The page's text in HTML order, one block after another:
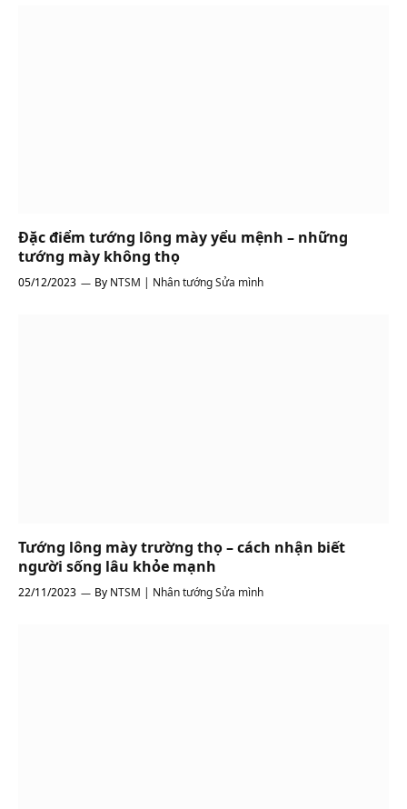
Đặc điểm tướng lông mày yểu mệnh – những
tướng mày không thọ
05/12/2023 By NTSM | Nhân tướng Sửa mình
Tướng lông mày trường thọ – cách nhận biết
người sống lâu khỏe mạnh
22/11/2023 By NTSM | Nhân tướng Sửa mình